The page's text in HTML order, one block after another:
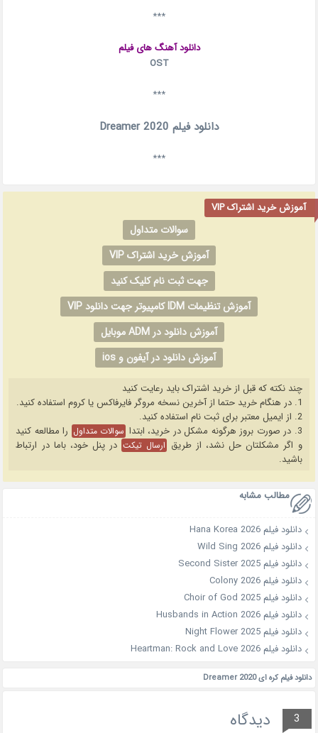
***
دانلود آهنگ های فیلم
OST
***
دانلود فیلم Dreamer 2020
***
آموزش خرید اشتراک VIP
سوالات متداول
آموزش خرید اشتراک VIP
جهت ثبت نام کلیک کنید
آموزش تنظیمات IDM کامپیوتر جهت دانلود VIP
آموزش دانلود در ADM موبایل
آموزش دانلود در آیفون و ios
چند نکته که قبل از خرید اشتراک باید رعایت کنید
1. در هنگام خرید حتما از آخرین نسخه مروگر فایرفاکس یا کروم استفاده کنید.
2. از ایمیل معتبر برای ثبت نام استفاده کنید.
3. در صورت بروز هرگونه مشکل در خرید، ابتدا
سوالات متداول را مطالعه کنید
و اگر مشکلتان حل نشد، از طریق ارسال تیکت در پنل خود، باما در ارتباط
باشید.
مطالب مشابه
دانلود فیلم Hana Korea 2026
دانلود فیلم Wild Sing 2026
دانلود فیلم Second Sister 2025
دانلود فیلم Colony 2026
دانلود فیلم Choir of God 2025
دانلود فیلم Husbands in Action 2026
دانلود فیلم Night Flower 2025
دانلود فیلم Heartman: Rock and Love 2026
دانلود فیلم کره ای Dreamer 2020
3 دیدگاه